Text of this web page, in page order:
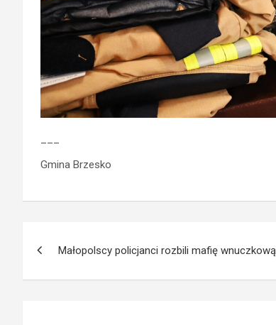
Gmina Brzesko
Małopolscy policjanci rozbili mafię wnuczkową.